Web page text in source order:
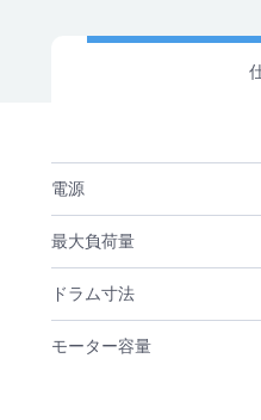
電源
最大負荷量
ドラム寸法
モーター容量